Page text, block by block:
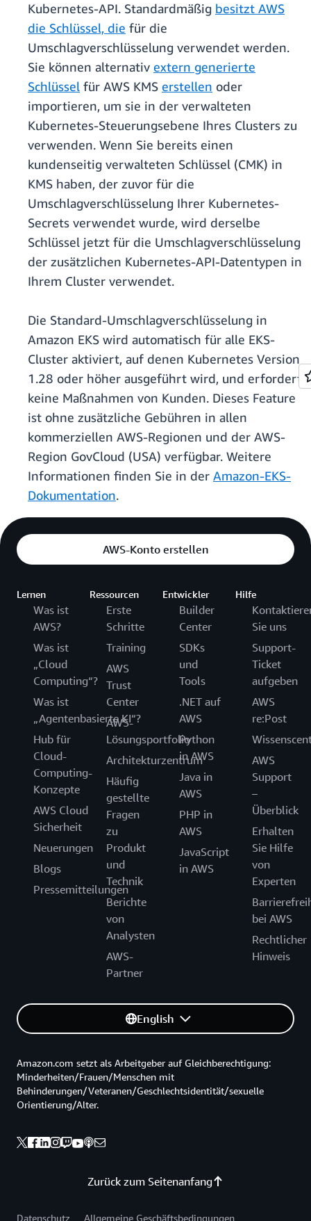
Kubernetes-API. Standardmäßig besitzt AWS
die Schlüssel, die für die
Umschlagverschlüsselung verwendet werden.
Sie können alternativ extern generierte
Schlüssel für AWS KMS erstellen oder
importieren, um sie in der verwalteten
Kubernetes-Steuerungsebene Ihres Clusters zu
verwenden. Wenn Sie bereits einen
kundenseitig verwalteten Schlüssel (CMK) in
KMS haben, der zuvor für die
Umschlagverschlüsselung Ihrer Kubernetes-
Secrets verwendet wurde, wird derselbe
Schlüssel jetzt für die Umschlagverschlüsselung
der zusätzlichen Kubernetes-API-Datentypen in
Ihrem Cluster verwendet.
Die Standard-Umschlagverschlüsselung in
Amazon EKS wird automatisch für alle EKS-
Cluster aktiviert, auf denen Kubernetes Version
1.28 oder höher ausgeführt wird, und erfordert
keine Maßnahmen von Kunden. Dieses Feature
ist ohne zusätzliche Gebühren in allen
kommerziellen AWS-Regionen und der AWS-
Region GovCloud (USA) verfügbar. Weitere
Informationen finden Sie in der Amazon-EKS-
Dokumentation.
AWS-Konto erstellen
Lernen
Was ist
AWS?
Was ist
„Cloud
Computing“?
Was ist
„Agentenbasierte KI“?
Hub für
Cloud-
Computing-
Konzepte
AWS Cloud
Sicherheit
Neuerungen
Blogs
Pressemitteilungen
Ressourcen
Erste
Schritte
Training
AWS
Trust
Center
AWS-
Lösungsportfolio
Architekturzentrum
Häufig
gestellte
Fragen
zu
Produkt
und
Technik
Berichte
von
Analysten
AWS-
Partner
Entwickler
Builder
Center
SDKs
und
Tools
.NET auf
AWS
Python
in AWS
Java in
AWS
PHP in
AWS
JavaScript
in AWS
Hilfe
Sie uns
Support-
Ticket
aufgeben
AWS
re:Post
AWS
Support
–
Überblick
Erhalten
Sie Hilfe
von
Experten
bei AWS
Rechtlicher
Hinweis
English
Zurück zum Seitenanfang
Amazon.com setzt als Arbeitgeber auf Gleichberechtigung:
Minderheiten/Frauen/Menschen mit
Behinderungen/Veteranen/Geschlechtsidentität/sexuelle
Orientierung/Alter.
Datenschutz Allgemeine Geschäftsbedingungen